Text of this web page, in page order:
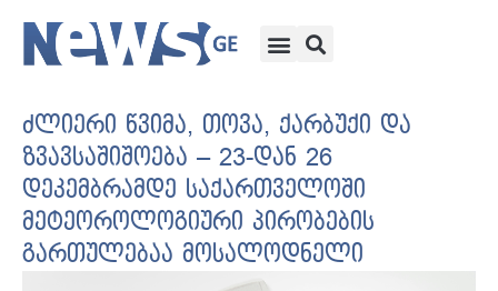
ძლიერი წვიმა, თოვა, ქარბუქი და
ზვავსაშიშოება – 23-დან 26
დეკემბრამდე საქართველოში
მეტეოროლოგიური პირობების
გართულებაა მოსალოდნელი